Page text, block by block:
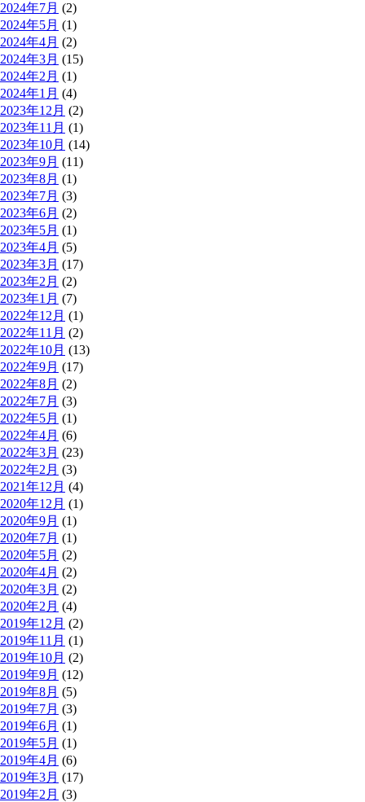
2024年7月 (2)
2024年5月 (1)
2024年4月 (2)
2024年3月 (15)
2024年2月 (1)
2024年1月 (4)
2023年12月 (2)
2023年11月 (1)
2023年10月 (14)
2023年9月 (11)
2023年8月 (1)
2023年7月 (3)
2023年6月 (2)
2023年5月 (1)
2023年4月 (5)
2023年3月 (17)
2023年2月 (2)
2023年1月 (7)
2022年12月 (1)
2022年11月 (2)
2022年10月 (13)
2022年9月 (17)
2022年8月 (2)
2022年7月 (3)
2022年5月 (1)
2022年4月 (6)
2022年3月 (23)
2022年2月 (3)
2021年12月 (4)
2020年12月 (1)
2020年9月 (1)
2020年7月 (1)
2020年5月 (2)
2020年4月 (2)
2020年3月 (2)
2020年2月 (4)
2019年12月 (2)
2019年11月 (1)
2019年10月 (2)
2019年9月 (12)
2019年8月 (5)
2019年7月 (3)
2019年6月 (1)
2019年5月 (1)
2019年4月 (6)
2019年3月 (17)
2019年2月 (3)